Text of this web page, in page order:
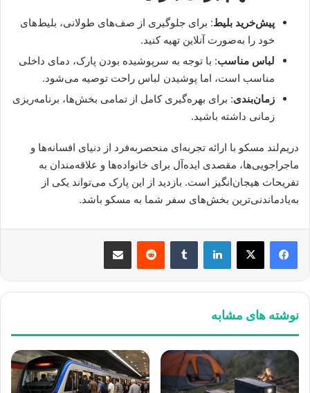
پیش‌خرید بلیط: برای جلوگیری از صف‌های طولانی، بلیط‌های
خود را به‌صورت آنلاین تهیه کنید.
لباس مناسب: با توجه به سرپوشیده بودن پارک، دمای داخلی
مناسب است، اما پوشیدن لباس راحت توصیه می‌شود.
زمان‌بندی: برای بهره‌گیری کامل از تمامی بخش‌ها، برنامه‌ریزی
زمانی داشته باشید.
دریم‌لند مسکو با ارائه تجربه‌ای منحصربه‌فرد از دنیای افسانه‌ها و
ماجراجویی‌ها، مقصدی ایده‌آل برای خانواده‌ها و علاقه‌مندان به
تفریحات هیجان‌انگیز است. بازدید از این پارک می‌تواند یکی از
به‌یادماندنی‌ترین بخش‌های سفر شما به مسکو باشد.
لینکدین ‫تامبلر ‫رددیت اشتراک گذاری از طریق ایمیل
نوشته های مشابه